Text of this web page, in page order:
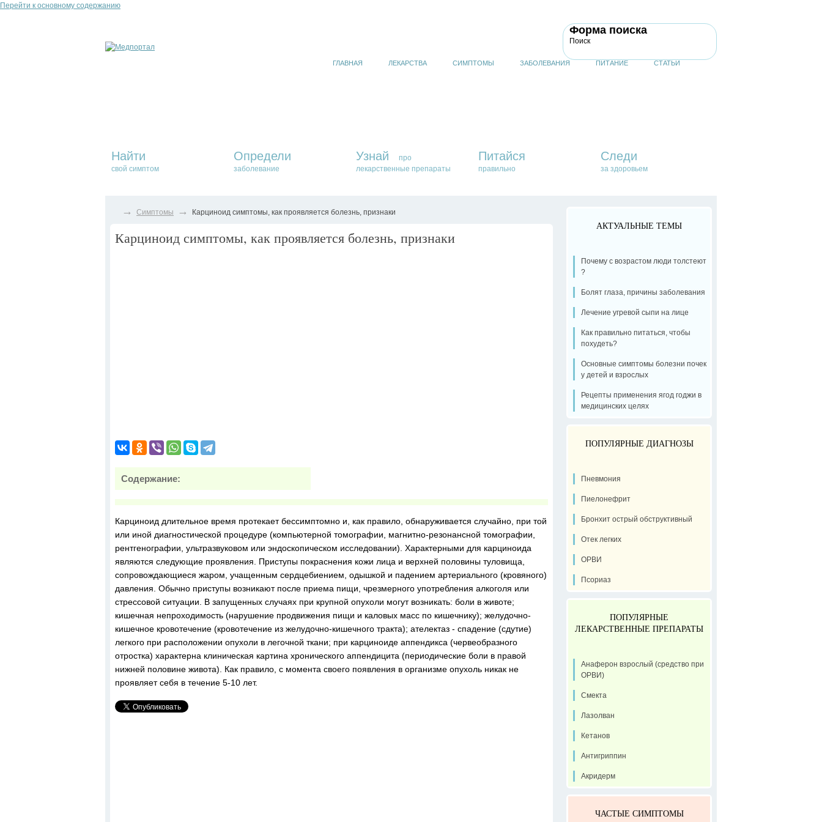
Перейти к основному содержанию
Форма поиска
Поиск
ГЛАВНАЯ ЛЕКАРСТВА СИМПТОМЫ ЗАБОЛЕВАНИЯ ПИТАНИЕ СТАТЬИ
Найти
свой симптом
Определи
заболевание
Узнай
про
лекарственные препараты
Питайся
правильно
Следи
за здоровьем
→ Симптомы → Карциноид симптомы, как проявляется болезнь, признаки
Карциноид симптомы, как проявляется болезнь, признаки
Содержание:
Карциноид длительное время протекает бессимптомно и, как правило, обнаруживается случайно, при той
или иной диагностической процедуре (компьютерной томографии, магнитно-резонансной томографии,
рентгенографии, ультразвуковом или эндоскопическом исследовании). Характерными для карциноида
являются следующие проявления. Приступы покраснения кожи лица и верхней половины туловища,
сопровождающиеся жаром, учащенным сердцебиением, одышкой и падением артериального (кровяного)
давления. Обычно приступы возникают после приема пищи, чрезмерного употребления алкоголя или
стрессовой ситуации. В запущенных случаях при крупной опухоли могут возникать: боли в животе;
кишечная непроходимость (нарушение продвижения пищи и каловых масс по кишечнику); желудочно-
кишечное кровотечение (кровотечение из желудочно-кишечного тракта); ателектаз - спадение (сдутие)
легкого при расположении опухоли в легочной ткани; при карциноиде аппендикса (червеобразного
отростка) характерна клиническая картина хронического аппендицита (периодические боли в правой
нижней половине живота). Как правило, с момента своего появления в организме опухоль никак не
проявляет себя в течение 5-10 лет.
АКТУАЛЬНЫЕ ТЕМЫ
Почему с возрастом люди толстеют
?
Болят глаза, причины заболевания
Лечение угревой сыпи на лице
Как правильно питаться, чтобы
похудеть?
Основные симптомы болезни почек
у детей и взрослых
Рецепты применения ягод годжи в
медицинских целях
ПОПУЛЯРНЫЕ ДИАГНОЗЫ
Пневмония
Пиелонефрит
Бронхит острый обструктивный
Отек легких
ОРВИ
Псориаз
ПОПУЛЯРНЫЕ
ЛЕКАРСТВЕННЫЕ ПРЕПАРАТЫ
Анаферон взрослый (средство при
ОРВИ)
Смекта
Лазолван
Кетанов
Антигриппин
Акридерм
ЧАСТЫЕ СИМПТОМЫ